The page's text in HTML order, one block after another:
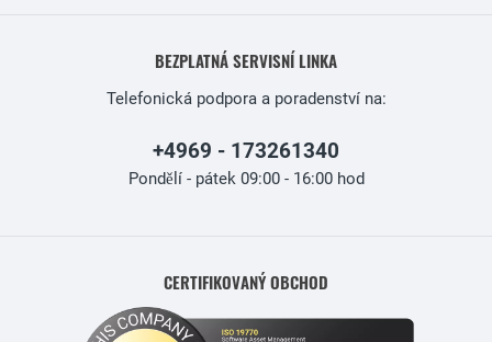
BEZPLATNÁ SERVISNÍ LINKA
Telefonická podpora a poradenství na:
+4969 - 173261340
Pondělí - pátek 09:00 - 16:00 hod
CERTIFIKOVANÝ OBCHOD